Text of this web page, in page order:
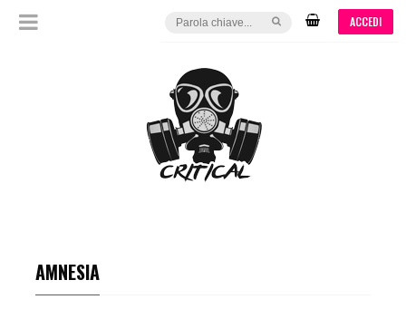
ACCEDI
AMNESIA